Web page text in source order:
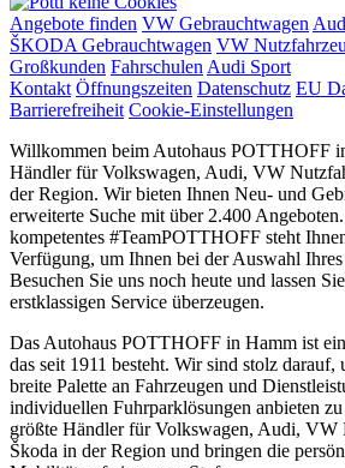
Angebote finden VW Gebrauchtwagen
ŠKODA Gebrauchtwagen VW
Großkunden Fahrschulen Audi Sport
Kontakt Öffnungszeiten Datenschutz EU
Barrierefreiheit Cookie-Einstellungen
Willkommen beim Autohaus POTTHOFF
Händler für Volkswagen, Audi, VW
der Region. Wir bieten Ihnen Neu- und
erweiterte Suche mit über 2.400
kompetentes #TeamPOTTHOFF steht
Verfügung, um Ihnen bei der Auswahl
Besuchen Sie uns noch heute und lassen
erstklassigen Service überzeugen.
Das Autohaus POTTHOFF in Hamm ist
das seit 1911 besteht. Wir sind stolz darauf,
breite Palette an Fahrzeugen und
individuellen Fuhrparklösungen anbieten
größte Händler für Volkswagen, Audi, VW
Škoda in der Region und bringen die